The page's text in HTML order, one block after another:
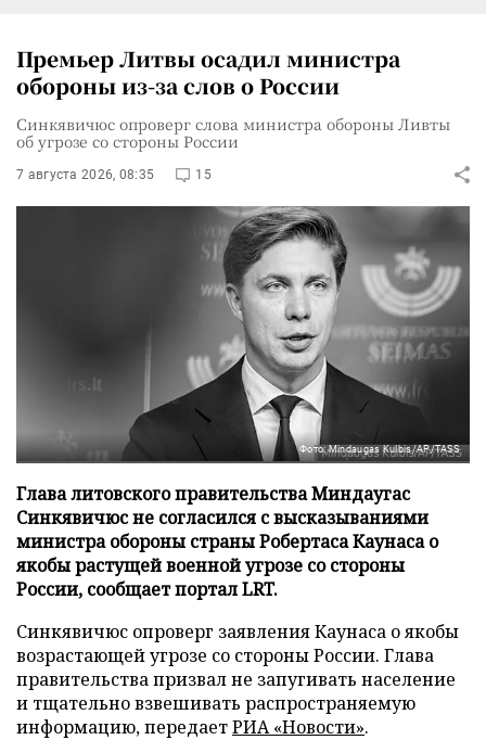
Премьер Литвы осадил министра
обороны из-за слов о России
Синкявичюс опроверг слова министра обороны Ливты
об угрозе со стороны России
7 августа 2026, 08:35 15
Фото: Mindaugas Kulbis/AP/TASS
Глава литовского правительства Миндаугас
Синкявичюс не согласился с высказываниями
министра обороны страны Робертаса Каунаса о
якобы растущей военной угрозе со стороны
России, сообщает портал LRT.
Синкявичюс опроверг заявления Каунаса о якобы
возрастающей угрозе со стороны России. Глава
правительства призвал не запугивать население
и тщательно взвешивать распространяемую
информацию, передаетРИА «Новости».